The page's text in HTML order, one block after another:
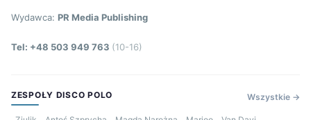
Wydawca: PR Media Publishing
Tel: +48 503 949 763 (10-16)
ZESPOŁY DISCO POLO Wszystkie →